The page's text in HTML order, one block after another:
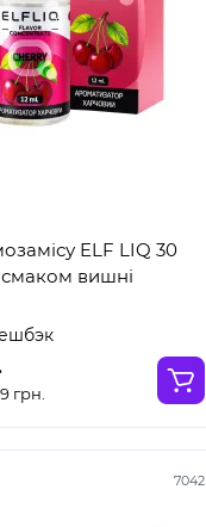
ELF LIQ 30
смаком вишні
грн.
7042